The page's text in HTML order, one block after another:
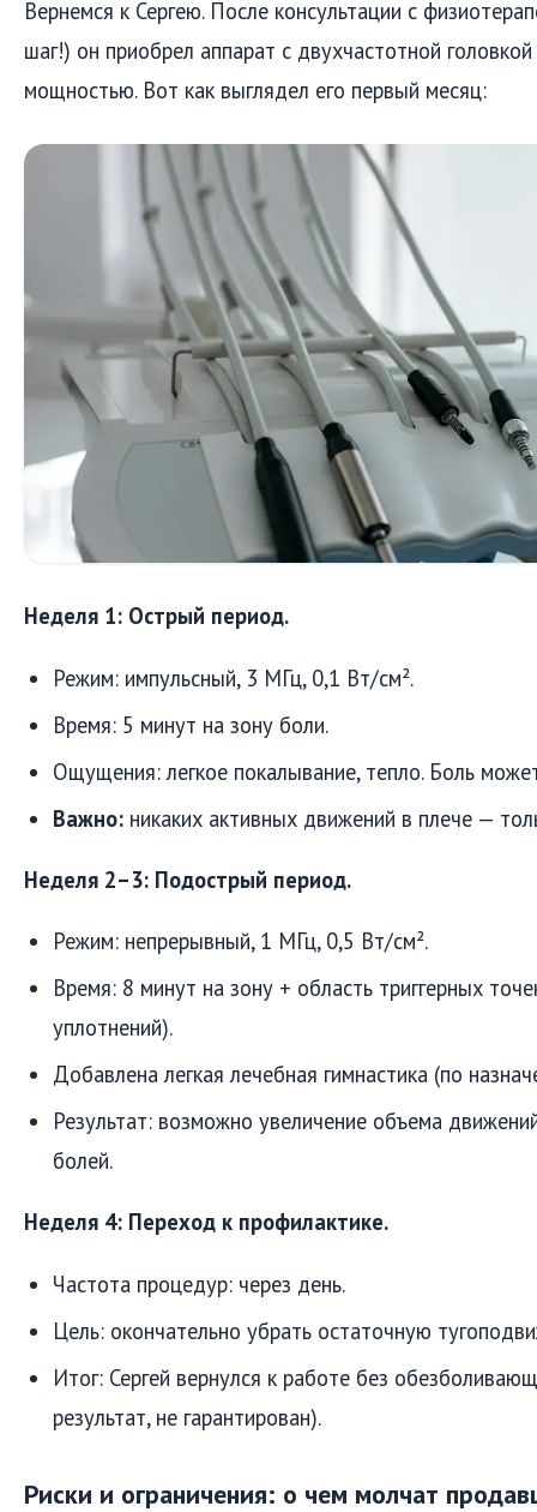
Вернемся к Сергею. После консультации с
шаг!) он приобрел аппарат с двухчастотной
мощностью. Вот как выглядел его первый месяц:
Неделя 1: Острый период.
Режим: импульсный, 3 МГц, 0,1 Вт/см².
Время: 5 минут на зону боли.
Ощущения: легкое покалывание, тепло. Боль
Важно: никаких активных движений в плече —
Неделя 2–3: Подострый период.
Режим: непрерывный, 1 МГц, 0,5 Вт/см².
Время: 8 минут на зону + область триггерных
уплотнений).
Добавлена легкая лечебная гимнастика (по
Результат: возможно увеличение объема
болей.
Неделя 4: Переход к профилактике.
Частота процедур: через день.
Цель: окончательно убрать остаточную
Итог: Сергей вернулся к работе без
результат, не гарантирован).
Риски и ограничения: о чем молчат